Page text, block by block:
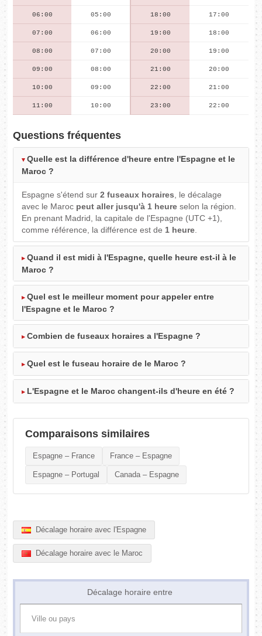
06:00 05:00 18:00 17:00
07:00 06:00 19:00 18:00
08:00 07:00 20:00 19:00
09:00 08:00 21:00 20:00
10:00 09:00 22:00 21:00
11:00 10:00 23:00 22:00
Questions fréquentes
Quelle est la différence d'heure entre l'Espagne et le
Maroc ?
Espagne s'étend sur2 fuseaux horaires, le décalage
avec le Maroc peut aller jusqu'à 1 heure selon la région.
En prenant Madrid, la capitale de l'Espagne (UTC +1),
comme référence, la différence est de 1 heure.
Quand il est midi à l'Espagne, quelle heure est-il à le
Maroc ?
Quel est le meilleur moment pour appeler entre
l'Espagne et le Maroc ?
Combien de fuseaux horaires a l'Espagne ?
Quel est le fuseau horaire de le Maroc ?
L'Espagne et le Maroc changent-ils d'heure en été ?
Comparaisons similaires
Espagne – France France – Espagne
Espagne – Portugal Canada – Espagne
Décalage horaire avec l'Espagne
Décalage horaire avec le Maroc
Décalage horaire entre